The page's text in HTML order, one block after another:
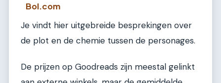
Bol.com
Je vindt hier uitgebreide besprekingen over
de plot en de chemie tussen de personages.
De prijzen op Goodreads zijn meestal gelinkt